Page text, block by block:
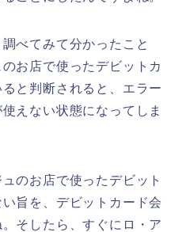
べてみて分かったこと
お店で使ったデビットカ
と判断されると、エラー
えない状態になってしま
のお店で使ったデビット
旨を、デビットカード会
そしたら、すぐにロ・ア